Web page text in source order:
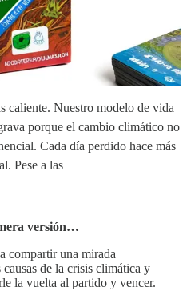
caliente. Nuestro modelo de vida
porque el cambio climático no
Cada día perdido hace más
Pese a las
versión…
compartir una mirada
de la crisis climática y
la vuelta al partido y vencer.